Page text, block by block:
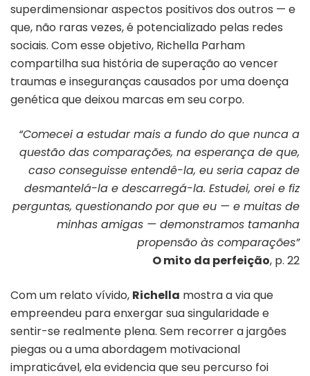
superdimensionar aspectos positivos dos outros — e
que, não raras vezes, é potencializado pelas redes
sociais. Com esse objetivo, Richella Parham
compartilha sua história de superação ao vencer
traumas e inseguranças causados por uma doença
genética que deixou marcas em seu corpo.
“Comecei a estudar mais a fundo do que nunca a
questão das comparações, na esperança de que,
caso conseguisse entendê-la, eu seria capaz de
desmantelá-la e descarregá-la. Estudei, orei e fiz
perguntas, questionando por que eu — e muitas de
minhas amigas — demonstramos tamanha
propensão às comparações”
O mito da perfeição, p. 22
Com um relato vívido, Richella mostra a via que
empreendeu para enxergar sua singularidade e
sentir-se realmente plena. Sem recorrer a jargões
piegas ou a uma abordagem motivacional
impraticável, ela evidencia que seu percurso foi